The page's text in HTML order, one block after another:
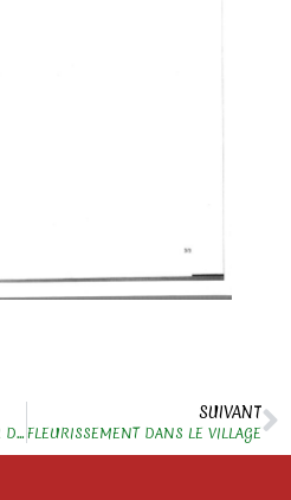
MONNAIE DE PARIS SEIGNEUR DES ANNEAUX
SUIVANT
FLEURISSEMENT DANS LE VILLAGE